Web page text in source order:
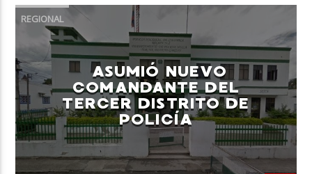
Neiva Estereo
REGIONAL
ASUMIÓ NUEVO
COMANDANTE DEL
TERCER DISTRITO DE
POLICÍA